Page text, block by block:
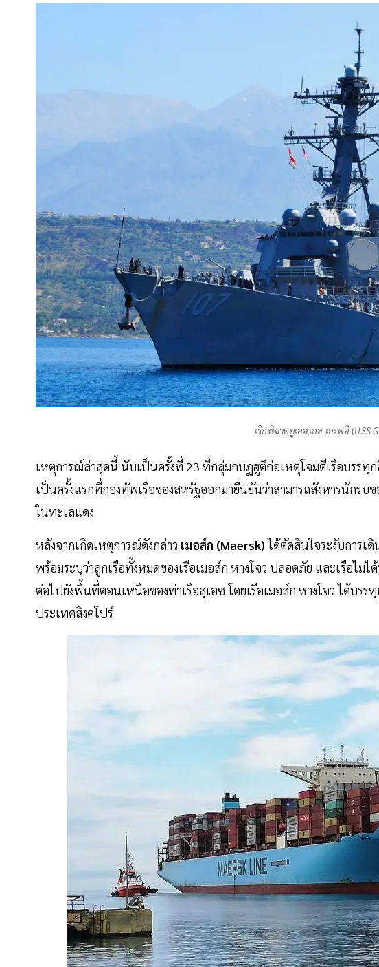
เรือพิฆาตยูเอสเอส เกรฟลี (USS
เหตุการณ์ล่าสุดนี้ นับเป็นครั้งที่ 23 ที่กลุ่มกบฏฮูตีก่อเหตุโจมตีเรือบรร
เป็นครั้งแรกที่กองทัพเรือของสหรัฐออกมายืนยันว่าสามารถสังหารนักร
ในทะเลแดง
หลังจากเกิดเหตุการณ์ดังกล่าว เมอส์ก (Maersk)ได้ตัดสินใจระงับการเ
พร้อมระบุว่าลูกเรือทั้งหมดของเรือเมอส์ก หางโจว ปลอดภัย และเรือไม่
ต่อไปยังพื้นที่ตอนเหนือของท่าเรือสุเอซ โดยเรือเมอส์ก หางโจว ได้บร
ประเทศสิงคโปร์